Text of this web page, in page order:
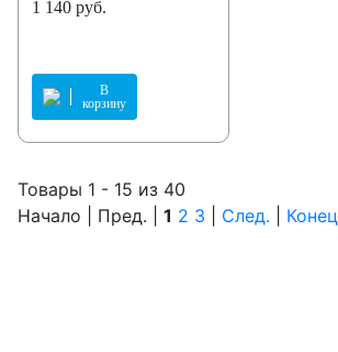
1 140 руб.
В
корзину
Товары 1 - 15 из 40
Начало | Пред. | 1 2 3 След. Конец